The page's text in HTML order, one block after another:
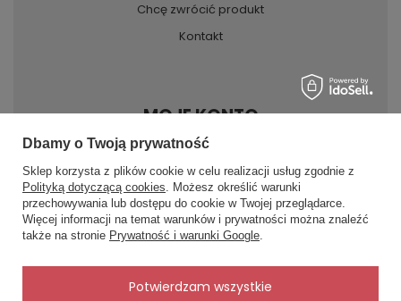
Chcę zwrócić produkt
Kontakt
MOJE KONTO
INFORMACJE
POMOC
×
✨ Asystent zakupowy
Napisz czego szukasz — pokażę
gotowe propozycje.
Dbamy o Twoją prywatność
Sklep korzysta z plików cookie w celu realizacji usług zgodnie z
Polityką dotyczącą cookies. Możesz określić warunki
przechowywania lub dostępu do cookie w Twojej przeglądarce.
Więcej informacji na temat warunków i prywatności można znaleźć
także na stronie Prywatność i warunki Google.
Potwierdzam wszystkie